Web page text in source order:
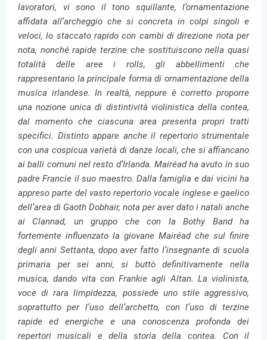
lavoratori, vi sono il tono squillante, l’ornamentazione
affidata all’archeggio che si concreta in colpi singoli e
veloci, lo staccato rapido con cambi di direzione nota per
nota, nonché rapide terzine che sostituiscono nella quasi
totalità delle aree i rolls, gli abbellimenti che
rappresentano la principale forma di ornamentazione della
musica irlandese. In realtà, neppure è corretto proporre
una nozione unica di distintività violinistica della contea,
dal momento che ciascuna area presenta propri tratti
specifici. Distinto appare anche il repertorio strumentale
con una cospicua varietà di danze locali, che si affiancano
ai balli comuni nel resto d’Irlanda. Mairéad ha avuto in suo
padre Francie il suo maestro. Dalla famiglia e dai vicini ha
appreso parte del vasto repertorio vocale inglese e gaelico
dell’area di Gaoth Dobhair, nota per aver dato i natali anche
ai Clannad, un gruppo che con la Bothy Band ha
fortemente influenzato la giovane Mairéad che sul finire
degli anni Settanta, dopo aver fatto l’insegnante di scuola
primaria per sei anni, si buttò definitivamente nella
musica, dando vita con Frankie agli Altan. La violinista,
voce di rara limpidezza, possiede uno stile aggressivo,
soprattutto per l’uso dell’archetto, con l’uso di terzine
rapide ed energiche e una conoscenza profonda dei
repertori musicali e della storia della contea. Con il